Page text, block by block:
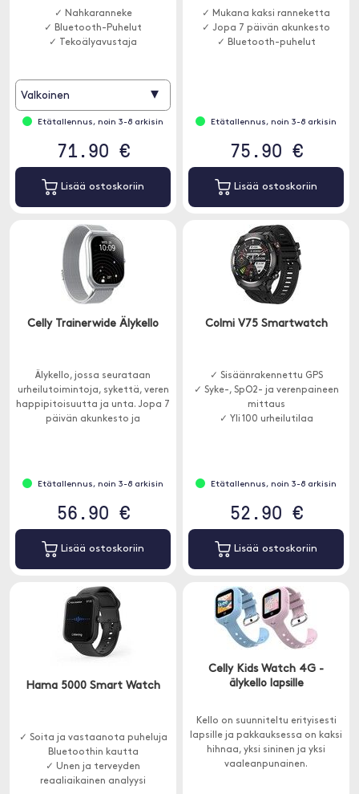
✓ Nahkaranneke
✓ Bluetooth-Puhelut
✓ Tekoälyavustaja
Valkoinen ▾
Etätallennus, noin 3-8 arkisin
71.90 €
Lisää ostoskoriin
✓ Mukana kaksi ranneketta
✓ Jopa 7 päivän akunkesto
✓ Bluetooth-puhelut
Etätallennus, noin 3-8 arkisin
75.90 €
Lisää ostoskoriin
Celly Trainerwide Älykello
Älykello, jossa seurataan
urheilutoimintoja, sykettä, veren
happipitoisuutta ja unta. Jopa 7
päivän akunkesto ja
Etätallennus, noin 3-8 arkisin
56.90 €
Lisää ostoskoriin
Colmi V75 Smartwatch
✓ Sisäänrakennettu GPS
✓ Syke-, SpO2- ja verenpaineen
mittaus
✓ Yli 100 urheilutilaa
Etätallennus, noin 3-8 arkisin
52.90 €
Lisää ostoskoriin
Hama 5000 Smart Watch
✓ Soita ja vastaanota puheluja
Bluetoothin kautta
✓ Unen ja terveyden
reaaliaikainen analyysi
Celly Kids Watch 4G -
älykello lapsille
Kello on suunniteltu erityisesti
lapsille ja pakkauksessa on kaksi
hihnaa, yksi sininen ja yksi
vaaleanpunainen.